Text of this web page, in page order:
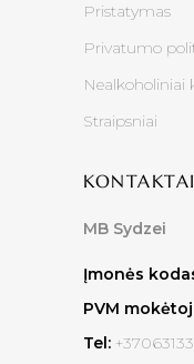
Pristatymas
Privatumo
Nealkoholiniai
Straipsniai
KONTAKTAI
MB Sydzei
Įmonės
PVM
Tel: